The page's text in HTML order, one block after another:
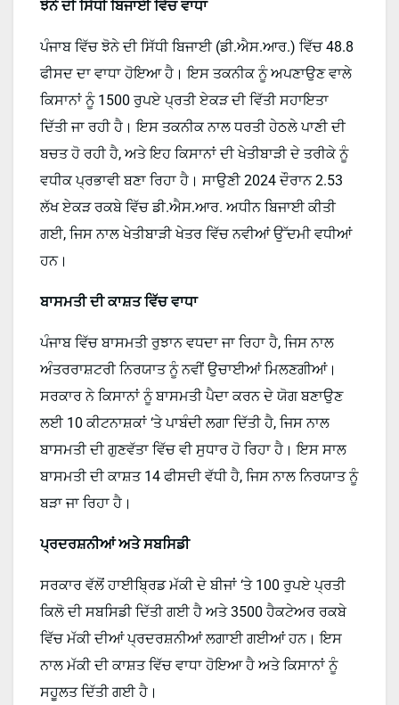
ਝੋਨੇ ਦੀ ਸਿੱਧੀ ਬਿਜਾਈ ਵਿੱਚ ਵਾਧਾ
ਪੰਜਾਬ ਵਿੱਚ ਝੋਨੇ ਦੀ ਸਿੱਧੀ ਬਿਜਾਈ (ਡੀ.ਐਸ.ਆਰ.) ਵਿੱਚ 48.8
ਫੀਸਦ ਦਾ ਵਾਧਾ ਹੋਇਆ ਹੈ। ਇਸ ਤਕਨੀਕ ਨੂੰ ਅਪਣਾਉਣ ਵਾਲੇ
ਕਿਸਾਨਾਂ ਨੂੰ 1500 ਰੁਪਏ ਪ੍ਰਤੀ ਏਕੜ ਦੀ ਵਿੱਤੀ ਸਹਾਇਤਾ
ਦਿੱਤੀ ਜਾ ਰਹੀ ਹੈ। ਇਸ ਤਕਨੀਕ ਨਾਲ ਧਰਤੀ ਹੇਠਲੇ ਪਾਣੀ ਦੀ
ਬਚਤ ਹੋ ਰਹੀ ਹੈ, ਅਤੇ ਇਹ ਕਿਸਾਨਾਂ ਦੀ ਖੇਤੀਬਾੜੀ ਦੇ ਤਰੀਕੇ ਨੂੰ
ਵਧੀਕ ਪ੍ਰਭਾਵੀ ਬਣਾ ਰਿਹਾ ਹੈ। ਸਾਉਣੀ 2024 ਦੌਰਾਨ 2.53
ਲੱਖ ਏਕੜ ਰਕਬੇ ਵਿੱਚ ਡੀ.ਐਸ.ਆਰ. ਅਧੀਨ ਬਿਜਾਈ ਕੀਤੀ
ਗਈ, ਜਿਸ ਨਾਲ ਖੇਤੀਬਾੜੀ ਖੇਤਰ ਵਿੱਚ ਨਵੀਆਂ ਉੱਦਮੀ ਵਧੀਆਂ
ਹਨ।
ਬਾਸਮਤੀ ਦੀ ਕਾਸ਼ਤ ਵਿੱਚ ਵਾਧਾ
ਪੰਜਾਬ ਵਿੱਚ ਬਾਸਮਤੀ ਰੁਝਾਨ ਵਧਦਾ ਜਾ ਰਿਹਾ ਹੈ, ਜਿਸ ਨਾਲ
ਅੰਤਰਰਾਸ਼ਟਰੀ ਨਿਰਯਾਤ ਨੂੰ ਨਵੀਂ ਉਚਾਈਆਂ ਮਿਲਣਗੀਆਂ।
ਸਰਕਾਰ ਨੇ ਕਿਸਾਨਾਂ ਨੂੰ ਬਾਸਮਤੀ ਪੈਦਾ ਕਰਨ ਦੇ ਯੋਗ ਬਣਾਉਣ
ਲਈ 10 ਕੀਟਨਾਸ਼ਕਾਂ ‘ਤੇ ਪਾਬੰਦੀ ਲਗਾ ਦਿੱਤੀ ਹੈ, ਜਿਸ ਨਾਲ
ਬਾਸਮਤੀ ਦੀ ਗੁਣਵੱਤਾ ਵਿੱਚ ਵੀ ਸੁਧਾਰ ਹੋ ਰਿਹਾ ਹੈ। ਇਸ ਸਾਲ
ਬਾਸਮਤੀ ਦੀ ਕਾਸ਼ਤ 14 ਫੀਸਦੀ ਵੱਧੀ ਹੈ, ਜਿਸ ਨਾਲ ਨਿਰਯਾਤ ਨੂੰ
ਬੜਾ ਜਾ ਰਿਹਾ ਹੈ।
ਪ੍ਰਦਰਸ਼ਨੀਆਂ ਅਤੇ ਸਬਸਿਡੀ
ਸਰਕਾਰ ਵੱਲੋਂ ਹਾਈਬ੍ਰਿਡ ਮੱਕੀ ਦੇ ਬੀਜਾਂ ‘ਤੇ 100 ਰੁਪਏ ਪ੍ਰਤੀ
ਕਿਲੋ ਦੀ ਸਬਸਿਡੀ ਦਿੱਤੀ ਗਈ ਹੈ ਅਤੇ 3500 ਹੈਕਟੇਅਰ ਰਕਬੇ
ਵਿੱਚ ਮੱਕੀ ਦੀਆਂ ਪ੍ਰਦਰਸ਼ਨੀਆਂ ਲਗਾਈ ਗਈਆਂ ਹਨ। ਇਸ
ਨਾਲ ਮੱਕੀ ਦੀ ਕਾਸ਼ਤ ਵਿੱਚ ਵਾਧਾ ਹੋਇਆ ਹੈ ਅਤੇ ਕਿਸਾਨਾਂ ਨੂੰ
ਸਹੂਲਤ ਦਿੱਤੀ ਗਈ ਹੈ।